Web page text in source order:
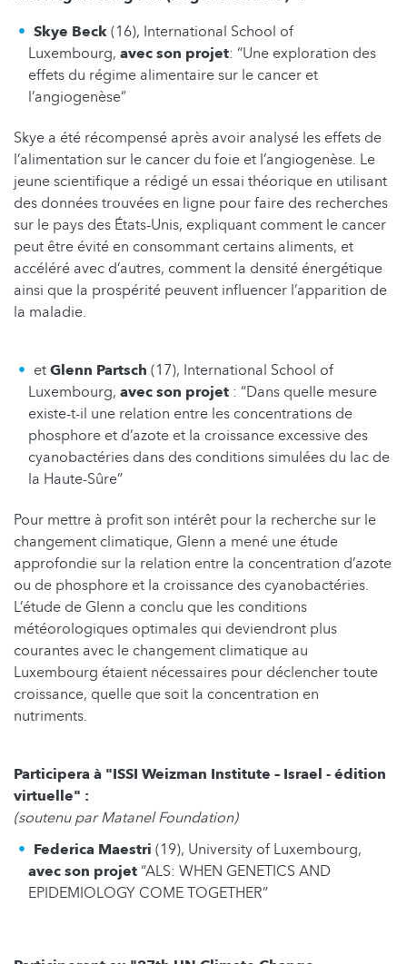
Skye Beck(16), International School of
Luxembourg, avec son projet: “Une exploration des
effets du régime alimentaire sur le cancer et
l’angiogenèse”
Skye a été récompensé après avoir analysé les effets de
l’alimentation sur le cancer du foie et l’angiogenèse. Le
jeune scientifique a rédigé un essai théorique en utilisant
des données trouvées en ligne pour faire des recherches
sur le pays des États-Unis, expliquant comment le cancer
peut être évité en consommant certains aliments, et
accéléré avec d’autres, comment la densité énergétique
ainsi que la prospérité peuvent influencer l’apparition de
la maladie.
etGlenn Partsch (17), International School of
Luxembourg, avec son projet : “Dans quelle mesure
existe-t-il une relation entre les concentrations de
phosphore et d’azote et la croissance excessive des
cyanobactéries dans des conditions simulées du lac de
la Haute-Sûre”
Pour mettre à profit son intérêt pour la recherche sur le
changement climatique, Glenn a mené une étude
approfondie sur la relation entre la concentration d’azote
ou de phosphore et la croissance des cyanobactéries.
L’étude de Glenn a conclu que les conditions
météorologiques optimales qui deviendront plus
courantes avec le changement climatique au
Luxembourg étaient nécessaires pour déclencher toute
croissance, quelle que soit la concentration en
nutriments.
Participera à "ISSI Weizman Institute – Israel - édition
virtuelle" :
(soutenu par Matanel Foundation)
Federica Maestri (19), University of Luxembourg,
avec son projet“ALS: WHEN GENETICS AND
EPIDEMIOLOGY COME TOGETHER”